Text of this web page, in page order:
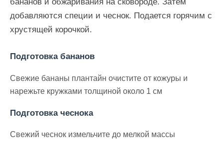
бананов и обжаривания на сковороде. Затем
добавляются специи и чеснок. Подается горячим с
хрустящей корочкой.
Подготовка бананов
Свежие бананы плантайн очистите от кожуры и
нарежьте кружками толщиной около 1 см
Подготовка чеснока
Свежий чеснок измельчите до мелкой массы